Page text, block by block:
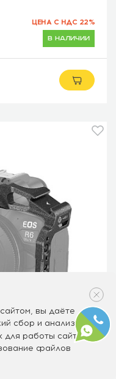
в наличии
ЦЕНА С НДС 22%
вы даёте
сбор и анализ
работы сайта
файлов